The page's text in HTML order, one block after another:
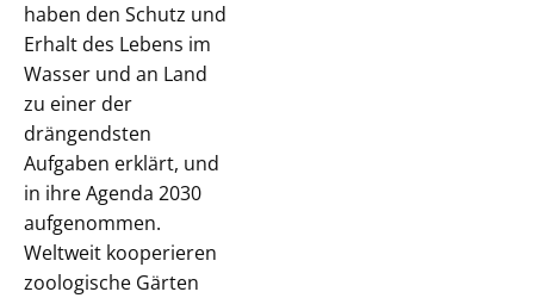
haben den Schutz und
Erhalt des Lebens im
Wasser und an Land
zu einer der
drängendsten
Aufgaben erklärt, und
in ihre Agenda 2030
aufgenommen.
Weltweit kooperieren
zoologische Gärten